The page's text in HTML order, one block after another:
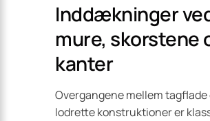
Inddækninger
mure, skorstene
kanter
Overgangene mellem tagflade
lodrette konstruktioner er